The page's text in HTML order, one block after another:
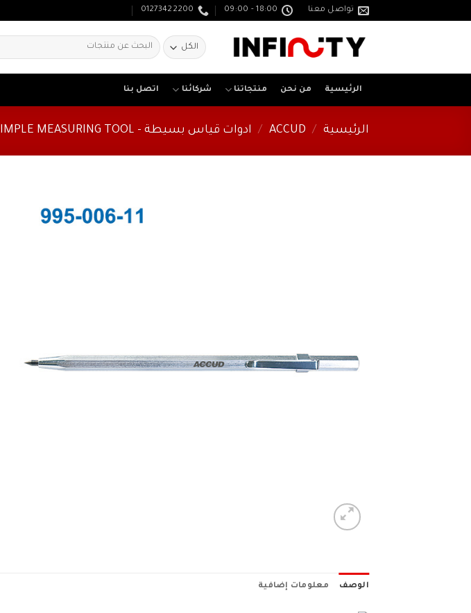
تواصل معنا 18:00 - 09:00
01273422200
البحث
عن:
الرئيسية من نحن منتجاتنا شركائنا اتصل بنا
الرئيسية /
ACCUD
/ ادوات قياس بسيطة - SIMPLE MEASURING TOOL
الوصف معلومات إضافية